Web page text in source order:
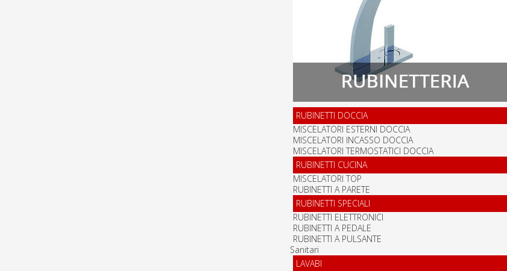
RUBINETTI DOCCIA
MISCELATORI ESTERNI DOCCIA
MISCELATORI INCASSO DOCCIA
MISCELATORI TERMOSTATICI DOCCIA
RUBINETTI CUCINA
MISCELATORI TOP
RUBINETTI A PARETE
RUBINETTI SPECIALI
RUBINETTI ELETTRONICI
RUBINETTI A PEDALE
RUBINETTI A PULSANTE
Sanitari
LAVABI